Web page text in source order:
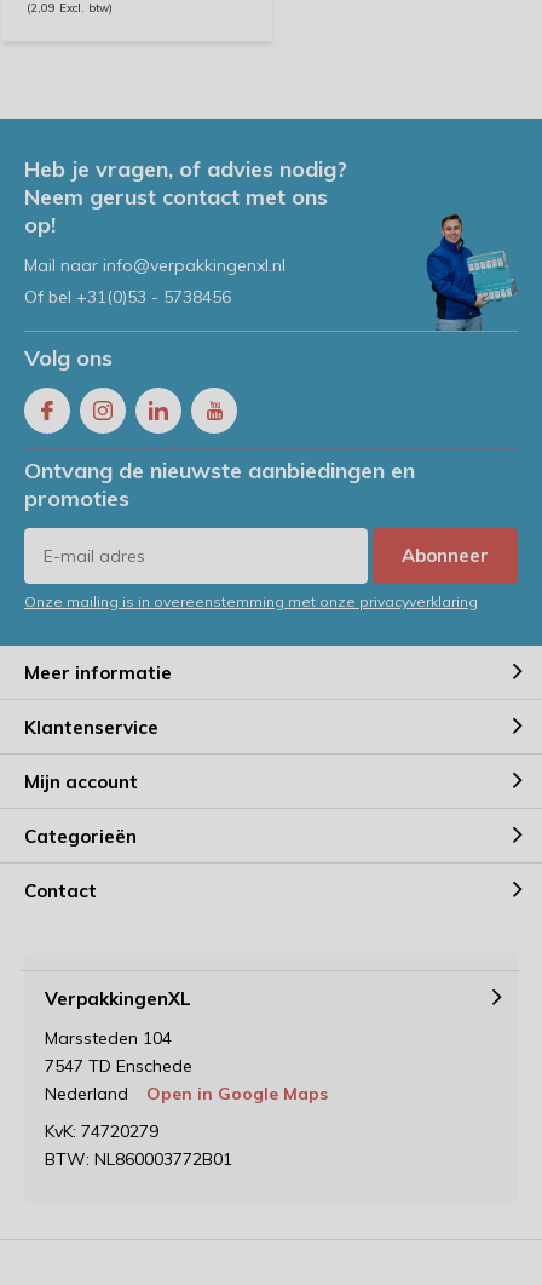
(2,09 Excl. btw)
Heb je vragen, of advies nodig?
Neem gerust contact met ons
op!
Mail naar info@verpakkingenxl.nl
Of bel +31(0)53 - 5738456
Volg ons
Ontvang de nieuwste aanbiedingen en
promoties
Abonneer
Onze mailing is in overeenstemming met onze privacyverklaring
Meer informatie
Klantenservice
Mijn account
Categorieën
Contact
VerpakkingenXL
Marssteden 104
7547 TD Enschede
Nederland
Open in Google Maps
KvK: 74720279
BTW: NL860003772B01